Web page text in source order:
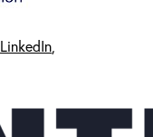
LinkedIn